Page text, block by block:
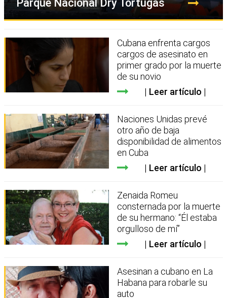
Parque Nacional Dry Tortugas
Cubana enfrenta cargos
cargos de asesinato en
primer grado por la muerte
de su novio
Leer artículo
Naciones Unidas prevé
otro año de baja
disponibilidad de alimentos
en Cuba
Leer artículo
Zenaida Romeu
consternada por la muerte
de su hermano: “Él estaba
orgulloso de mí”
Leer artículo
Asesinan a cubano en La
Habana para robarle su
auto